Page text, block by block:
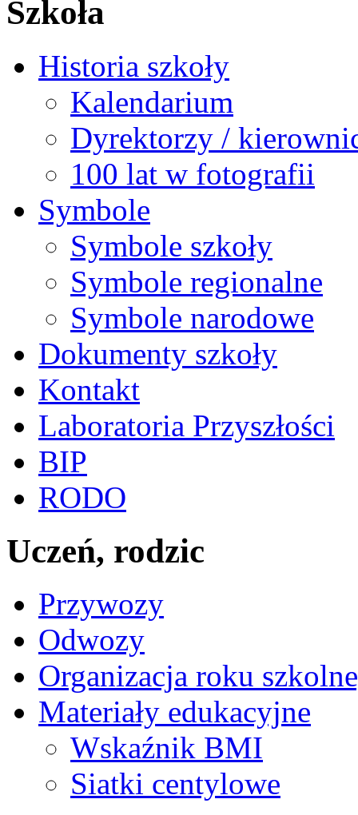
Szkoła
Historia szkoły
Kalendarium
Dyrektorzy /
100 lat w fotografii
Symbole
Symbole szkoły
Symbole regionalne
Symbole narodowe
Dokumenty szkoły
Kontakt
Laboratoria Przyszłości
BIP
RODO
Uczeń, rodzic
Przywozy
Odwozy
Organizacja roku
Materiały edukacyjne
Wskaźnik BMI
Siatki centylowe